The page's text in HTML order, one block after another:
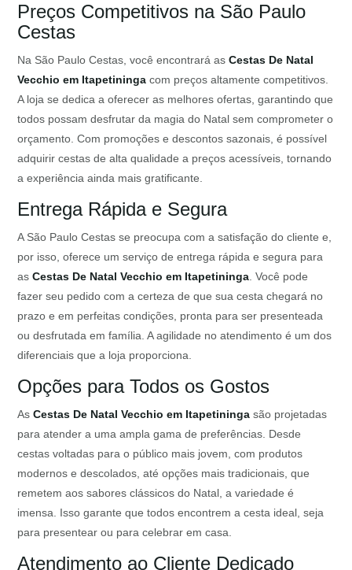
Preços Competitivos na São Paulo
Cestas
Na São Paulo Cestas, você encontrará asCestas De Natal
Vecchio em Itapetininga com preços altamente competitivos.
A loja se dedica a oferecer as melhores ofertas, garantindo que
todos possam desfrutar da magia do Natal sem comprometer o
orçamento. Com promoções e descontos sazonais, é possível
adquirir cestas de alta qualidade a preços acessíveis, tornando
a experiência ainda mais gratificante.
Entrega Rápida e Segura
A São Paulo Cestas se preocupa com a satisfação do cliente e,
por isso, oferece um serviço de entrega rápida e segura para
asCestas De Natal Vecchio em Itapetininga . Você pode
fazer seu pedido com a certeza de que sua cesta chegará no
prazo e em perfeitas condições, pronta para ser presenteada
ou desfrutada em família. A agilidade no atendimento é um dos
diferenciais que a loja proporciona.
Opções para Todos os Gostos
AsCestas De Natal Vecchio em Itapetininga são projetadas
para atender a uma ampla gama de preferências. Desde
cestas voltadas para o público mais jovem, com produtos
modernos e descolados, até opções mais tradicionais, que
remetem aos sabores clássicos do Natal, a variedade é
imensa. Isso garante que todos encontrem a cesta ideal, seja
para presentear ou para celebrar em casa.
Atendimento ao Cliente Dedicado